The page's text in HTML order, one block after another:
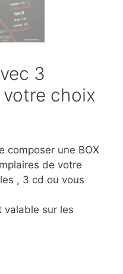
3
choix
composer une BOX
de votre
, 3 cd ou vous
valable sur les